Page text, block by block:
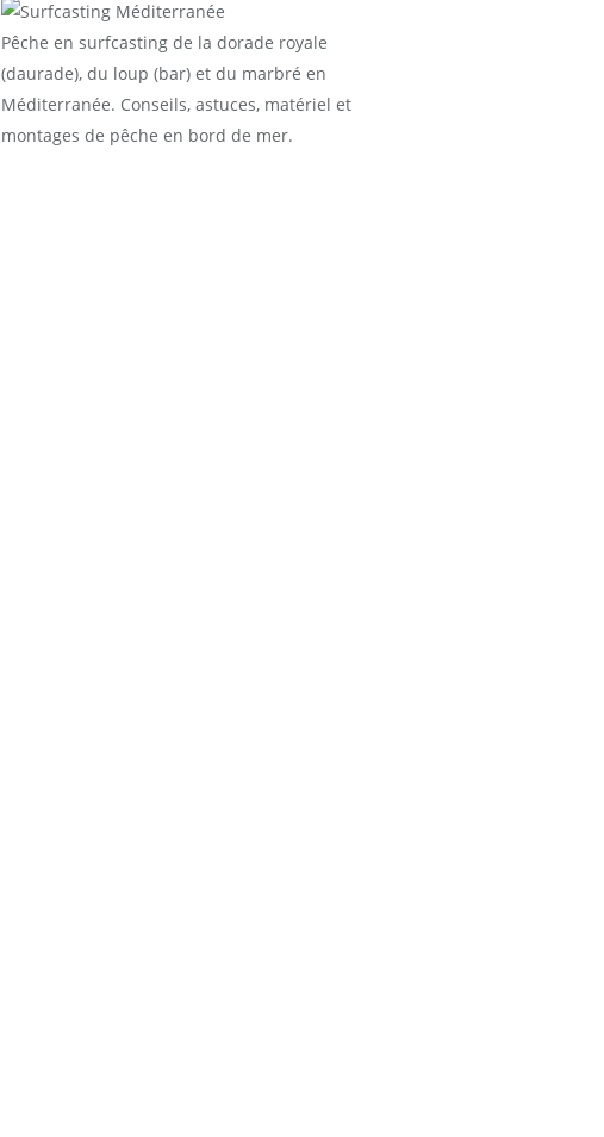
Pêche en surfcasting de la dorade royale
(daurade), du loup (bar) et du marbré en
Méditerranée. Conseils, astuces, matériel et
montages de pêche en bord de mer.